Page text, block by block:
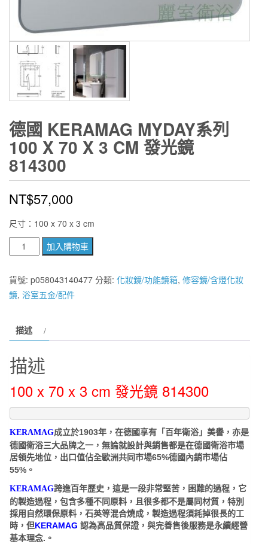
德國 KERAMAG MYDAY系列
100 X 70 X 3 CM 發光鏡
814300
NT$57,000
尺寸：100 x 70 x 3 cm
國
KERAMAG
MYDAY
100
70
3
cm
發
光
鏡
814300
數
量
加入購物車
貨號: p058043140477 分類: 化妝鏡/功能鏡箱, 修容鏡/含燈化妝
鏡, 浴室五金/配件
描述
描述
100 x 70 x 3 cm 發光鏡 814300
KERAMAG成立於1903年，在德國享有「百年衛浴」美譽，亦是
德國衛浴三大品牌之一，無論就設計與銷售都是在德國衛浴市場
居領先地位，出口值佔全歐洲共同市場65%德國內銷市場佔
55% 。
KERAMAG跨進百年歷史，這是一段非常堅苦，困難的過程，它
的製造過程，包含多種不同原料，且很多都不是屬同材質，特別
採用自然環保原料，石英等混合燒成，製造過程須耗掉很長的工
時，但KERAMAG 認為高品質保證，與完善售後服務是永續經營
基本理念.。